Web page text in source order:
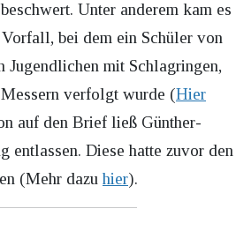
Unter anderem kam es
bei dem ein Schüler von
Jugendlichen mit Schlagringen,
verfolgt wurde (Hier
auf den Brief ließ Günther-
entlassen. Diese hatte zuvor den
(Mehr dazuhier).